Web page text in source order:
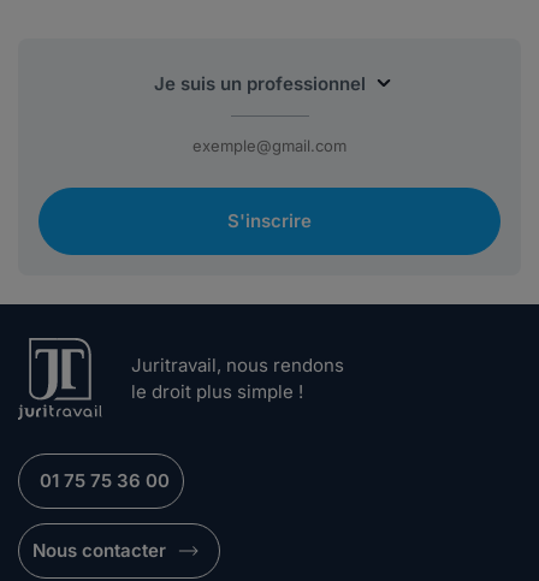
S'inscrire
Juritravail, nous rendons
le droit plus simple !
01 75 75 36 00
Nous contacter